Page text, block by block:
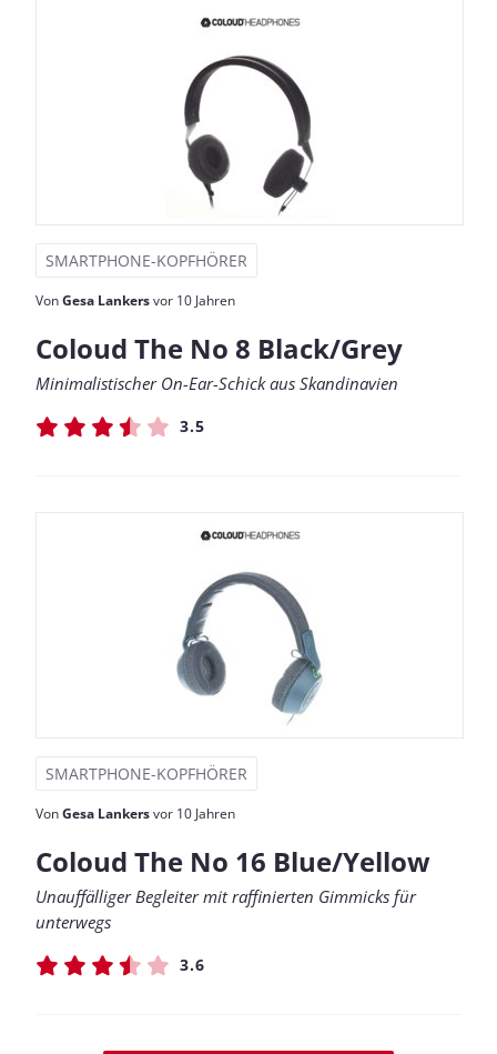
SMARTPHONE-KOPFHÖRER
VonGesa Lankersvor 10 Jahren
Coloud The No 8 Black/Grey
Minimalistischer On-Ear-Schick aus Skandinavien
3.5
SMARTPHONE-KOPFHÖRER
VonGesa Lankersvor 10 Jahren
Coloud The No 16 Blue/Yellow
Unauffälliger Begleiter mit raffinierten Gimmicks für
unterwegs
3.6